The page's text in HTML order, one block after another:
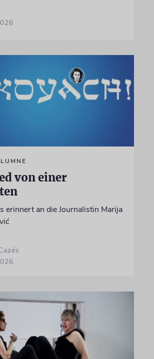
von einer
erinnert an die Journalistin Marija